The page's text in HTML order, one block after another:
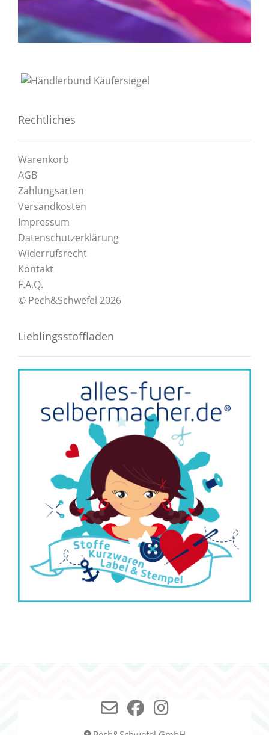
Rechtliches
Warenkorb
AGB
Zahlungsarten
Versandkosten
Impressum
Datenschutzerklärung
Widerrufsrecht
Kontakt
F.A.Q.
© Pech&Schwefel 2026
Lieblingsstoffladen